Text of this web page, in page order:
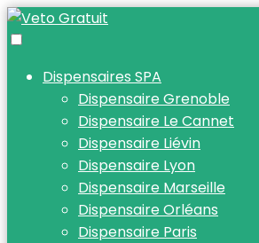
Dispensaires SPA
Dispensaire Grenoble
Dispensaire Le Cannet
Dispensaire Liévin
Dispensaire Lyon
Dispensaire Marseille
Dispensaire Orléans
Dispensaire Paris